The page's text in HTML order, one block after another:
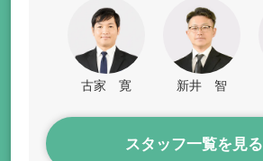
古家 寛 新井 智
スタッフ一覧を見る